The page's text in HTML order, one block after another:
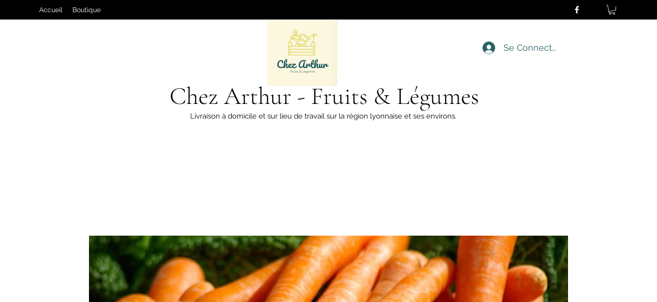
Accueil Boutique
Chez Arthur - Fruits & Légumes
Livraison à domicile et sur lieu de travail sur la région lyonnaise et ses environs.
Se Connecter